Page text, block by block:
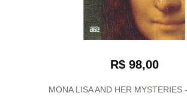
R$ 98,00
MONA LISA AND HER MYSTERIES